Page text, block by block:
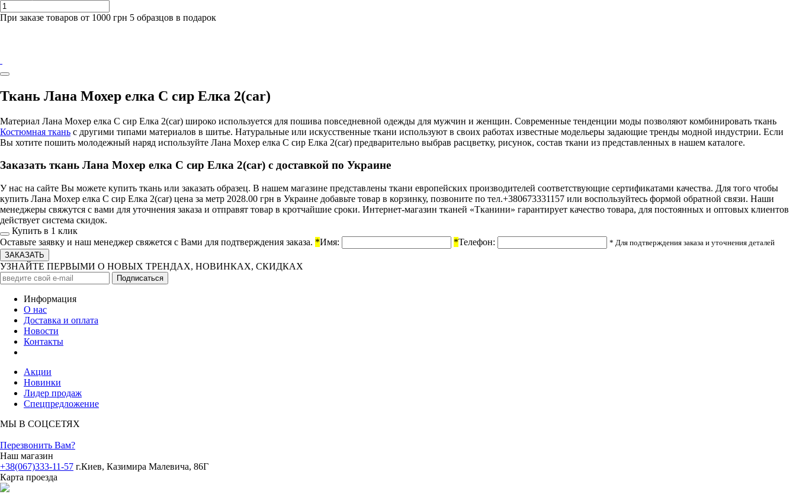
При заказе товаров от 1000 грн 5 образцов в подарок
Ткань Лана Мохер елка С сир Елка 2(car)
Материал Лана Мохер елка С сир Елка 2(car) широко используется для пошива повседневной одежды для мужчин и женщин. Современные тенденции моды позволяют комбинировать ткань
Костюмная ткань с другими типами материалов в шитье. Натуральные или искусственные ткани используют в своих работах известные модельеры задающие тренды модной индустрии. Если
Вы хотите пошить молодежный наряд используйте Лана Мохер елка С сир Елка 2(car) предварительно выбрав расцветку, рисунок, состав ткани из представленных в нашем каталоге.
Заказать ткань Лана Мохер елка С сир Елка 2(car) с доставкой по Украине
У нас на сайте Вы можете купить ткань или заказать образец. В нашем магазине представлены ткани европейских производителей соответствующие сертификатами качества. Для того чтобы
купить Лана Мохер елка С сир Елка 2(car) цена за метр 2028.00 грн в Украине добавьте товар в корзинку, позвоните по тел.+380673331157 или воспользуйтесь формой обратной связи. Наши
менеджеры свяжутся с вами для уточнения заказа и отправят товар в кротчайшие сроки. Интернет-магазин тканей «Тканини» гарантирует качество товара, для постоянных и оптовых клиентов
действует система скидок.
Купить в 1 клик
Оставьте заявку и наш менеджер свяжется с Вами для подтверждения заказа. *Имя: *Телефон: * Для подтверждения заказа и уточнения деталей
УЗНАЙТЕ ПЕРВЫМИ О НОВЫХ ТРЕНДАХ, НОВИНКАХ, СКИДКАХ
Информация
О нас
Доставка и оплата
Новости
Контакты
Акции
Новинки
Лидер продаж
Спецпредложение
МЫ В СОЦСЕТЯХ
Перезвонить Вам?
Наш магазин
+38(067)333-11-57 г.Киев, Казимира Малевича, 86Г
Карта проезда